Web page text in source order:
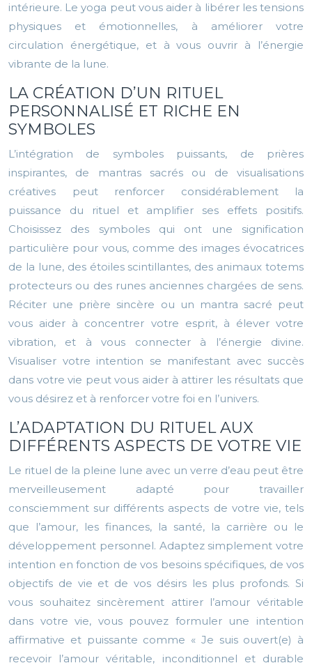
intérieure. Le yoga peut vous aider à libérer les tensions
physiques et émotionnelles, à améliorer votre
circulation énergétique, et à vous ouvrir à l’énergie
vibrante de la lune.
LA CRÉATION D’UN RITUEL
PERSONNALISÉ ET RICHE EN
SYMBOLES
L’intégration de symboles puissants, de prières
inspirantes, de mantras sacrés ou de visualisations
créatives peut renforcer considérablement la
puissance du rituel et amplifier ses effets positifs.
Choisissez des symboles qui ont une signification
particulière pour vous, comme des images évocatrices
de la lune, des étoiles scintillantes, des animaux totems
protecteurs ou des runes anciennes chargées de sens.
Réciter une prière sincère ou un mantra sacré peut
vous aider à concentrer votre esprit, à élever votre
vibration, et à vous connecter à l’énergie divine.
Visualiser votre intention se manifestant avec succès
dans votre vie peut vous aider à attirer les résultats que
vous désirez et à renforcer votre foi en l’univers.
L’ADAPTATION DU RITUEL AUX
DIFFÉRENTS ASPECTS DE VOTRE VIE
Le rituel de la pleine lune avec un verre d’eau peut être
merveilleusement adapté pour travailler
consciemment sur différents aspects de votre vie, tels
que l’amour, les finances, la santé, la carrière ou le
développement personnel. Adaptez simplement votre
intention en fonction de vos besoins spécifiques, de vos
objectifs de vie et de vos désirs les plus profonds. Si
vous souhaitez sincèrement attirer l’amour véritable
dans votre vie, vous pouvez formuler une intention
affirmative et puissante comme « Je suis ouvert(e) à
recevoir l’amour véritable, inconditionnel et durable